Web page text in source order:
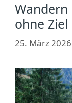
Wandern
ohne Ziel
25. März 2026